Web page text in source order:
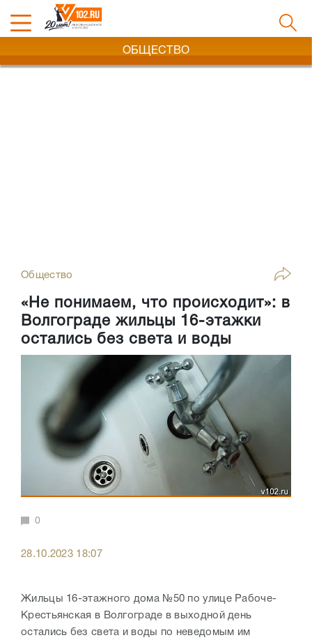
ОБЩЕСТВО
Общество
«Не понимаем, что происходит»: в
Волгограде жильцы 16-этажки
остались без света и воды
0
28.10.2023 18:07
Жильцы 16-этажного дома №50 по улице Рабоче-
Крестьянская в Волгограде в выходной день
остались без света и воды по неведомым им